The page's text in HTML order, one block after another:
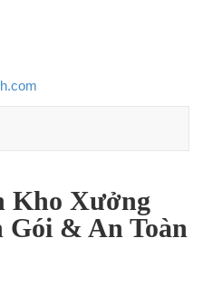
Kho Xưởng
Gói & An Toàn